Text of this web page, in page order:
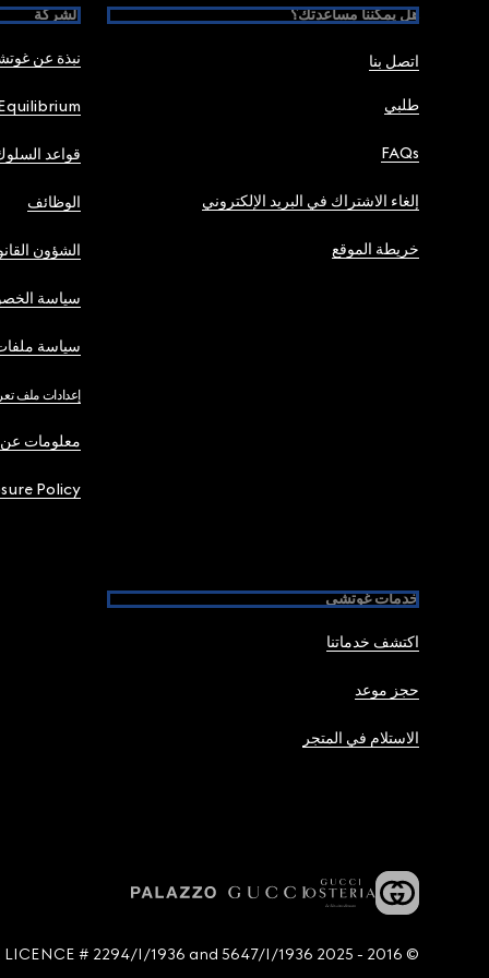
هل يمكننا مساعدتك؟
اتصل بنا
طلبي
FAQs
إلغاء الاشتراك في البريد الإلكتروني
خريطة الموقع
الشركة
نبذة عن
قواعد
الوظائف
الشؤون
سياسة
سياسة
إعدادات ملف
معلومات
Policy
خدمات غوتشي
اكتشف خدماتنا
حجز موعد
الاستلام في المتجر
© 2016 - 2025 Guccio Gucci S.p.A. - All rights reserved. SIAE LICENCE # 2294/I/1936 and 5647/I/1936